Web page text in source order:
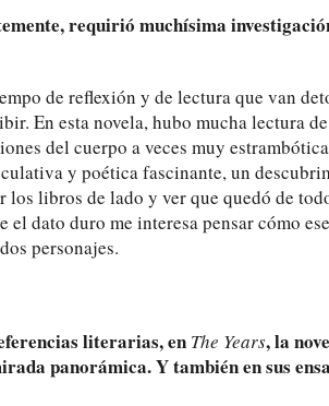
requirió muchísima
de reflexión y de lectura que van
En esta novela, hubo mucha lectura
del cuerpo a veces muy
y poética fascinante, un
libros de lado y ver que quedó de
dato duro me interesa pensar cómo
personajes.
literarias, en The Years, la
panorámica. Y también en sus